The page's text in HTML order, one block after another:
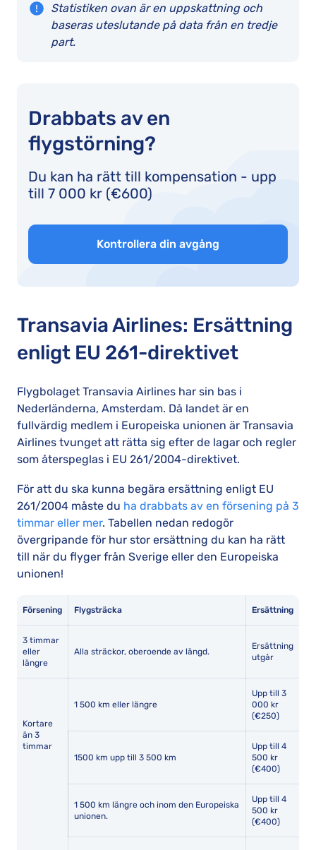
Statistiken ovan är en uppskattning och
baseras uteslutande på data från en tredje
part.
Drabbats av en
flygstörning?
Du kan ha rätt till kompensation - upp
till 7 000 kr (€600)
Kontrollera din avgång
Transavia Airlines: Ersättning
enligt EU 261-direktivet
Flygbolaget Transavia Airlines har sin bas i
Nederländerna, Amsterdam. Då landet är en
fullvärdig medlem i Europeiska unionen är Transavia
Airlines tvunget att rätta sig efter de lagar och regler
som återspeglas i EU 261/2004-direktivet.
För att du ska kunna begära ersättning enligt EU
261/2004 måste du ha drabbats av en försening på 3
timmar eller mer. Tabellen nedan redogör
övergripande för hur stor ersättning du kan ha rätt
till när du flyger från Sverige eller den Europeiska
unionen!
Försening Flygsträcka Ersättning
3 timmar
eller
längre
Alla sträckor, oberoende av längd.
Ersättning
utgår
Kortare
än 3
timmar
1 500 km eller längre
Upp till 3
000 kr
(€250)
1500 km upp till 3 500 km
Upp till 4
500 kr
(€400)
1 500 km längre och inom den Europeiska
unionen.
Upp till 4
500 kr
(€400)